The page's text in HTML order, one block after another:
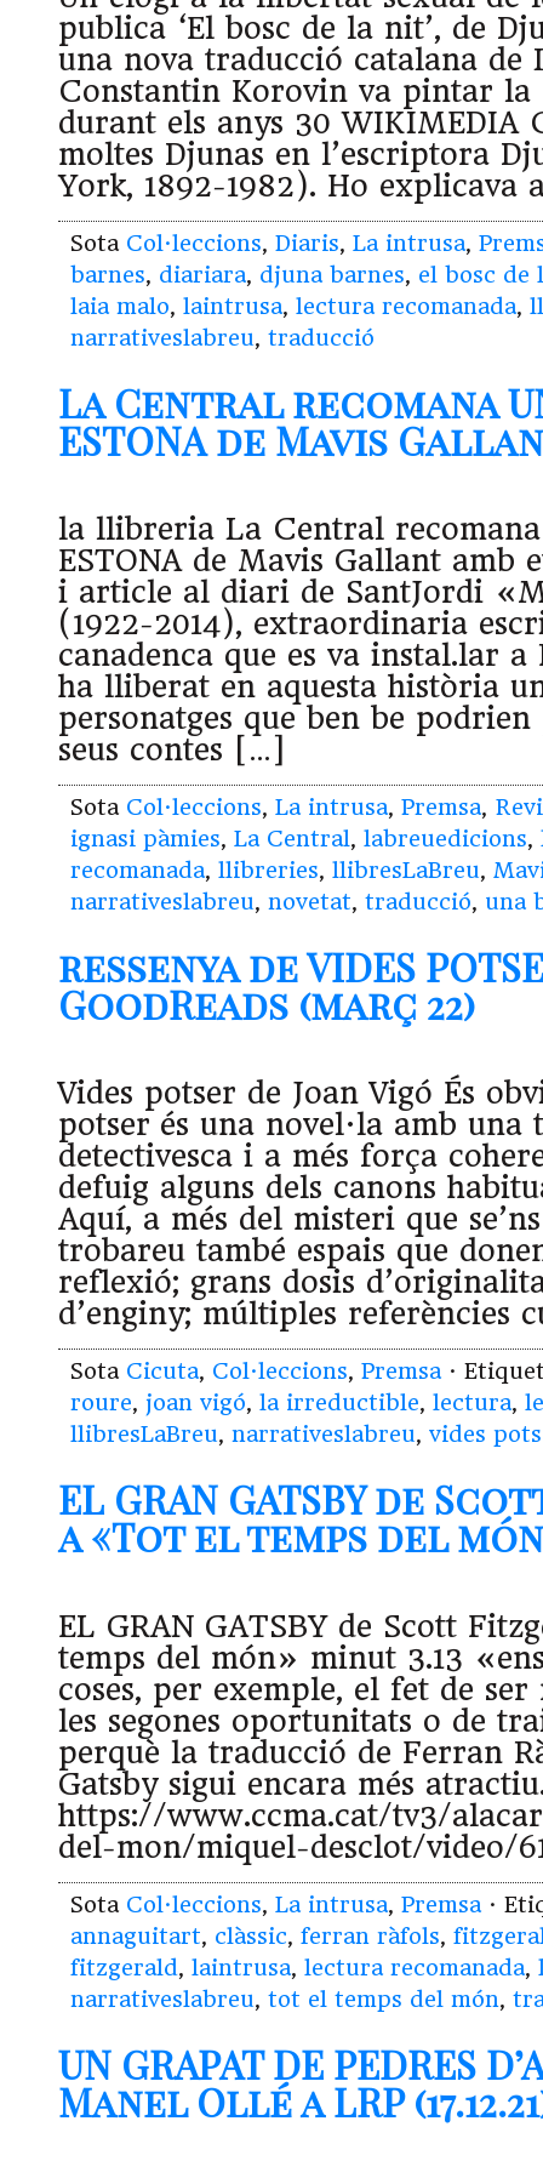
publica ‘El bosc de la nit’, de
una nova traducció catalana de
Constantin Korovin va pintar la
durant els anys 30 WIKIMEDIA
moltes Djunas en l’escriptora
York, 1892-1982). Ho explicava
Sota Col·leccions, Diaris, La intrusa,
barnes, diariara, djuna barnes, el bosc de
laia malo, laintrusa, lectura recomanada,
narrativeslabreu, traducció
La Central recomana
ESTONA de Mavis
la llibreria La Central recomana
ESTONA de Mavis Gallant amb
i article al diari de SantJordi
(1922-2014), extraordinaria
canadenca que es va instal.lar a
ha lliberat en aquesta història
personatges que ben be
seus contes […]
Sota Col·leccions, La intrusa, Premsa,
ignasi pàmies, La Central, labreuedicions,
recomanada, llibreries, llibresLaBreu,
narrativeslabreu, novetat, traducció, una
ressenya de VIDES
GoodReads (març 22)
Vides potser de Joan Vigó És
potser és una novel·la amb una
detectivesca i a més força
defuig alguns dels canons
Aquí, a més del misteri que
trobareu també espais que
reflexió; grans dosis
d’enginy; múltiples referències
Sota Cicuta, Col·leccions, Premsa ·
roure, joan vigó, la irreductible, lectura,
llibresLaBreu, narrativeslabreu, vides
EL GRAN GATSBY de
a «Tot el temps del
EL GRAN GATSBY de Scott
temps del món» minut 3.13
coses, per exemple, el fet de ser
les segones oportunitats o de
perquè la traducció de Ferran
Gatsby sigui encara més
https://www.ccma.cat/tv3/
del-mon/miquel-desclot/video/
Sota Col·leccions, La intrusa, Premsa ·
annaguitart, clàssic, ferran ràfols,
fitzgerald, laintrusa, lectura recomanada,
narrativeslabreu, tot el temps del món,
UN GRAPAT DE PEDRES
Manel Ollé a LRP